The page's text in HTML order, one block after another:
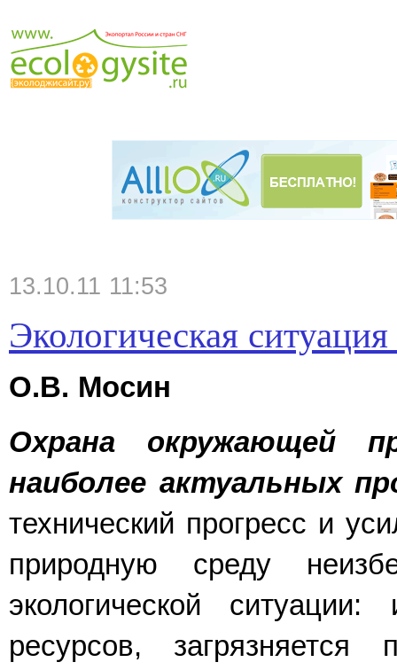
13.10.11 11:53
Экологическая
О.В. Мосин
Охрана окружающей
наиболее акту­альных
технический прогресс и
природную среду
экологической
ресурсов, загрязняется